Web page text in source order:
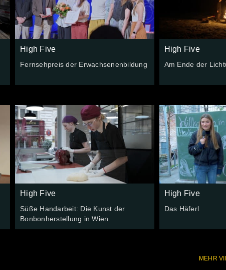
High Five
Fernsehpreis der Erwachsenenbildung
High Five
Am Ende der
High Five
Süße Handarbeit: Die Kunst der
Bonbonherstellung in Wien
High Five
Das Häferl
MEHR